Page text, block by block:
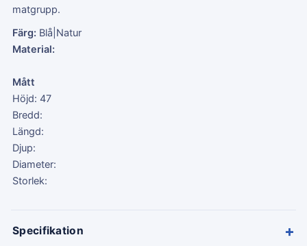
matgrupp.
Färg: Blå|Natur
Material:
Mått
Höjd: 47
Bredd:
Längd:
Djup:
Diameter:
Storlek:
Specifikation +